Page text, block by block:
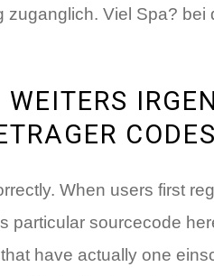
Viel Spa?
When users first
sourcecode
have actually one